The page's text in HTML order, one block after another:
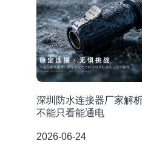
深圳防水连接器厂家解
不能只看能通电
2026-06-24